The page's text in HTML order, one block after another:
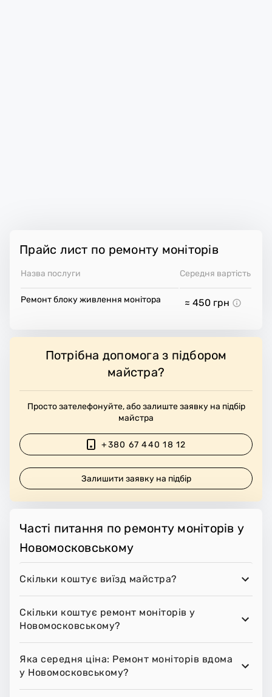
Прайс лист по ремонту моніторів
Назва послуги Середня вартість
Ремонт блоку живлення монітора ≈ 450 грн
Потрібна допомога з підбором
майстра?
Просто зателефонуйте, або залиште заявку на підбір
майстра
+380 67 440 18 12
Залишити заявку на підбір
Часті питання по ремонту моніторів у
Новомосковському
Скільки коштує виїзд майстра?
Скільки коштує ремонт моніторів у
Новомосковському?
Яка середня ціна: Ремонт моніторів вдома
у Новомосковському?